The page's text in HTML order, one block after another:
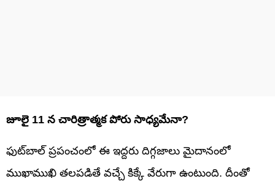
జూలై 11 న చారిత్రాత్మక పోరు సాధ్యమేనా?
ఫుట్‌బాల్ ప్రపంచంలో ఈ ఇద్దరు దిగ్గజాలు మైదానంలో
ముఖాముఖి తలపడితే వచ్చే కిక్కే వేరుగా ఉంటుంది. దీంతో